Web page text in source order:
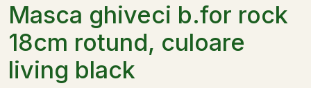
Masca ghiveci b.for rock
18cm rotund, culoare
living black